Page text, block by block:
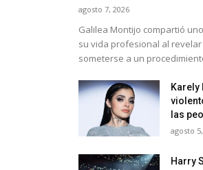
agosto 7, 2026
Galilea Montijo compartió
su vida profesional al
someterse a un
Karely
las
agosto
Harry